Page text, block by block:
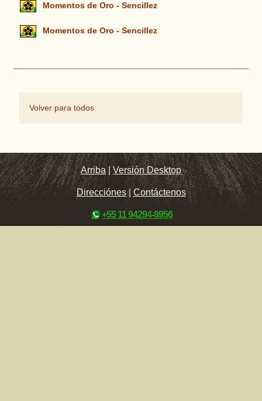
Momentos de Oro - Sencillez
Momentos de Oro - Sencillez
Volver para todos
Arriba |Versión Desktop
Direcciónes| Contáctenos
+55 11 94294-8956